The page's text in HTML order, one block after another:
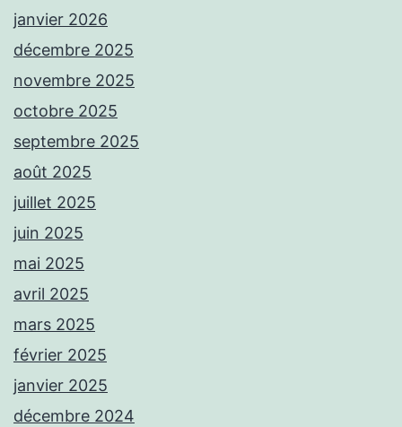
janvier 2026
décembre 2025
novembre 2025
octobre 2025
septembre 2025
août 2025
juillet 2025
juin 2025
mai 2025
avril 2025
mars 2025
février 2025
janvier 2025
décembre 2024